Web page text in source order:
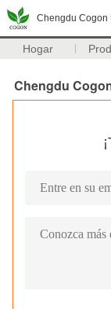
Chengdu Cogon
Hogar
Chengdu